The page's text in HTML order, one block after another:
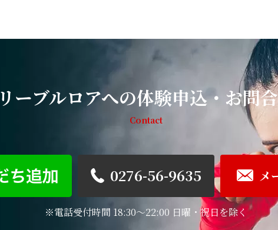
リーブルロアへの体験申込・お問
Contact
0276-56-9635 メ
※電話受付時間 18:30～22:00 日曜・祝日を除く